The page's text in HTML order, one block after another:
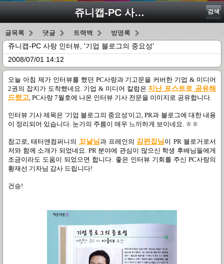
쥬니캡-PC 사랑 인터뷰, '기업 블로그의 중요성' 검색
글목록 댓글 트랙백 방명록
쥬니캡-PC 사랑 인터뷰, '기업 블로그의 중요성'
2008/07/01 14:12
오늘 아침 제가 인터뷰를 했던 PC사랑과 기고문을 커버한 기업 & 미디어
2권의 잡지가 도착했네요. 기업 & 미디어 칼럼은 지난 포스트로 공유해
드렸고, PC사랑 7월호에 나온 인터뷰 기사 전문을 이미지로 공유합니다.
인터뷰 기사 제목은 '기업 블로그의 중요성'이고, PR과 블로그에 대한 내용
이 정리되어 있습니다. 눈가의 주름이 매우 느끼하게 보이네요. ㅎㅎ
참고로, 태터앤컴퍼니의 꼬날님과 프레인의 김편집님 이 PR 블로거로서
저와 함께 소개가 되었네요. PR 분야에 관심이 많으신 학생 후배님들에게
조금이라도 도움이 되었으면 합니다. 좋은 인터뷰 기회를 주신 PC사랑의
황재선 기자님 감사 드립니다!
건승!